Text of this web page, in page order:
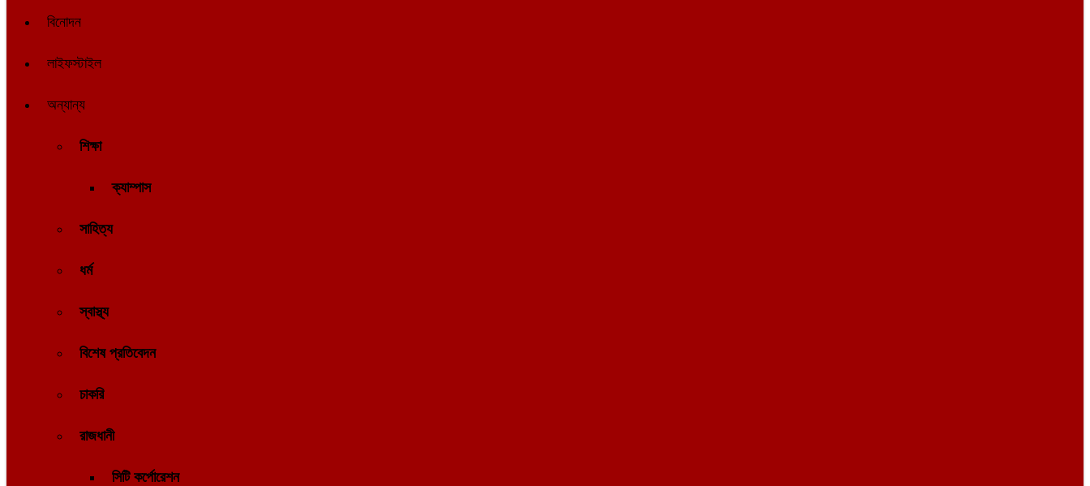
বিনোদন
লাইফস্টাইল
অন্যান্য
শিক্ষা
ক্যাম্পাস
সাহিত্য
ধর্ম
স্বাস্থ্য
বিশেষ প্রতিবেদন
চাকরি
রাজধানী
সিটি কর্পোরেশন